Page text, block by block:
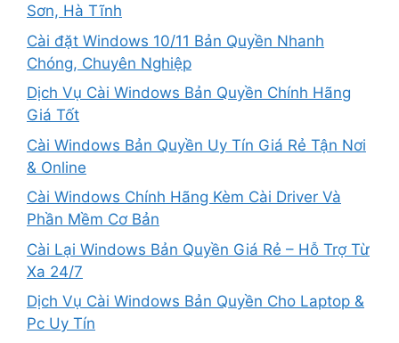
Sơn, Hà Tĩnh
Cài đặt Windows 10/11 Bản Quyền Nhanh
Chóng, Chuyên Nghiệp
Dịch Vụ Cài Windows Bản Quyền Chính Hãng
Giá Tốt
Cài Windows Bản Quyền Uy Tín Giá Rẻ Tận Nơi
& Online
Cài Windows Chính Hãng Kèm Cài Driver Và
Phần Mềm Cơ Bản
Cài Lại Windows Bản Quyền Giá Rẻ – Hỗ Trợ Từ
Xa 24/7
Dịch Vụ Cài Windows Bản Quyền Cho Laptop &
Pc Uy Tín